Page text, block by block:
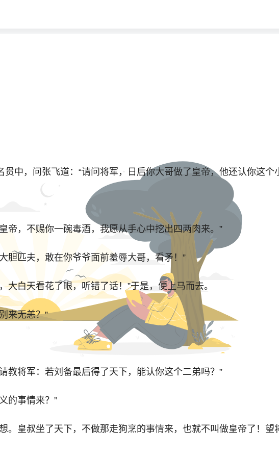
，问张飞道：“请问将军，日后你大哥做了皇帝，他还认你这个
，不赐你一碗毒酒，我愿从手心中挖出四两肉来。”
匹夫，敢在你爷爷面前羞辱大哥，看矛！”
白天看花了眼，听错了话！”于是，便上马而去。
来无恙？”
将军：若刘备最后得了天下，能认你这个二弟吗？”
的事情来？”
皇叔坐了天下，不做那走狗烹的事情来，也就不叫做皇帝了！望